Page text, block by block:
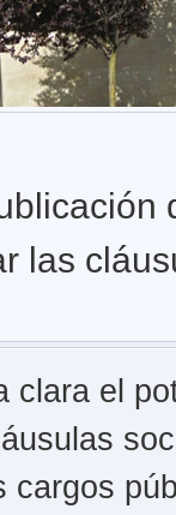
las
clara el
cargos